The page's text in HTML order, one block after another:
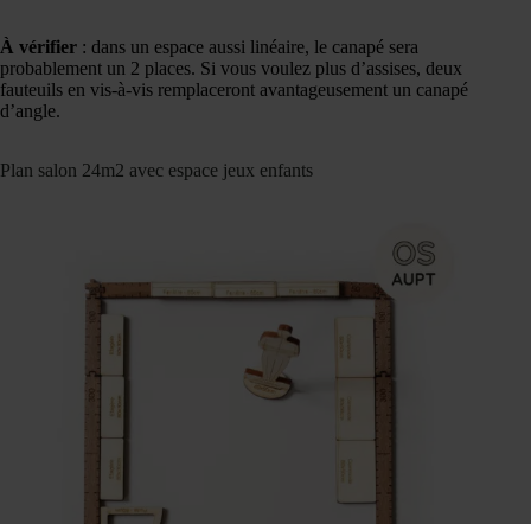
À vérifier : dans un espace aussi linéaire, le canapé sera
probablement un 2 places. Si vous voulez plus d’assises, deux
fauteuils en vis-à-vis remplaceront avantageusement un canapé
d’angle.
Plan salon 24m2 avec espace jeux enfants